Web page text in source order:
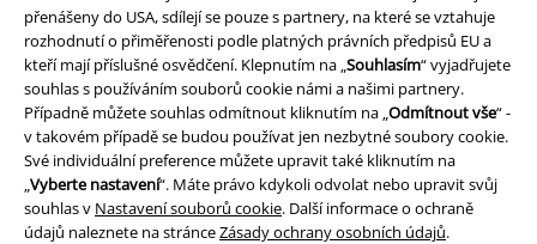
přenášeny do USA, sdílejí se pouze s partnery, na které se vztahuje
rozhodnutí o přiměřenosti podle platných právních předpisů EU a
kteří mají příslušné osvědčení. Klepnutím na „ Souhlasím“ vyjadřujete
souhlas s používáním souborů cookie námi a našimi partnery.
Případně můžete souhlas odmítnout kliknutím na „ Odmítnout vše“ -
v takovém případě se budou používat jen nezbytné soubory cookie.
Své individuální preference můžete upravit také kliknutím na
Vyberte nastavení“. Máte právo kdykoli odvolat nebo upravit svůj
souhlas v Nastavení souborů cookie. Další informace o ochraně
údajů naleznete na stránceZásady ochrany osobních údajů.
A Warner Music Group Company